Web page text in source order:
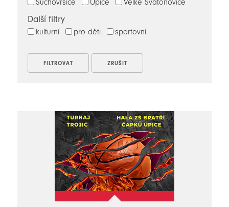
Suchovršice
Úpice Velké Svatoňovice
Další filtry
kulturní pro děti sportovní